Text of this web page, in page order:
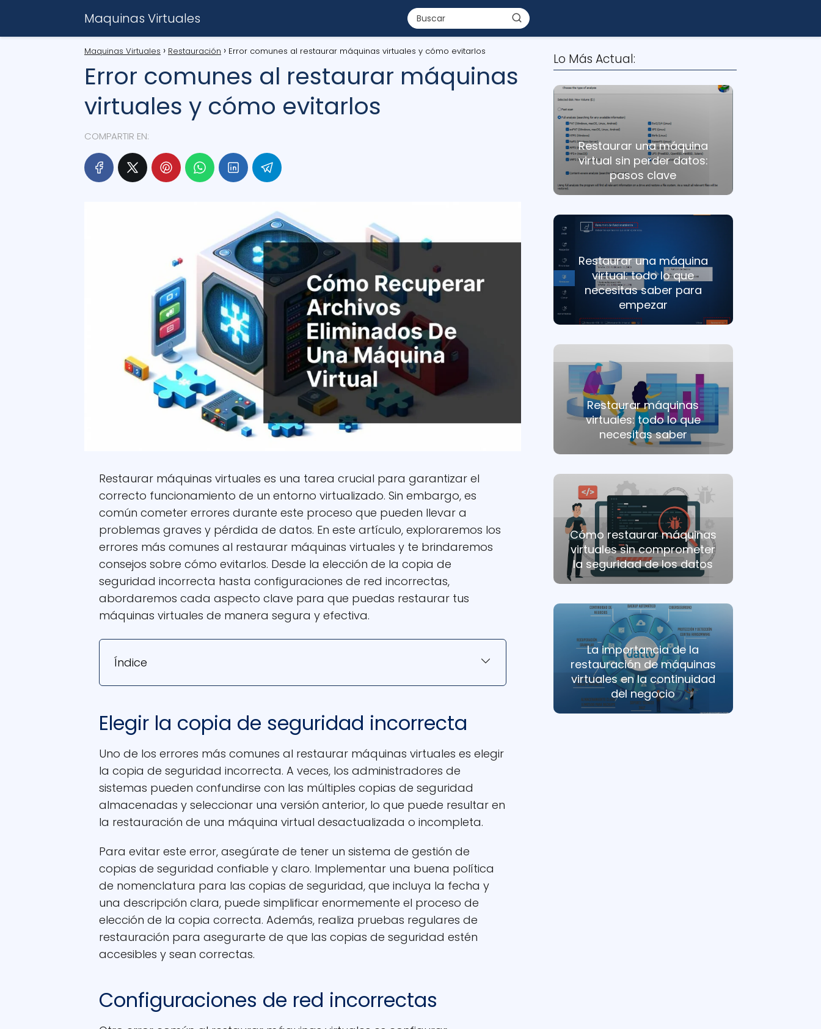
Maquinas Virtuales
Maquinas Virtuales Restauración Error comunes al restaurar máquinas virtuales y cómo evitarlos
Error comunes al restaurar máquinas
virtuales y cómo evitarlos
COMPARTIR EN:
Restaurar máquinas virtuales es una tarea crucial para garantizar el
correcto funcionamiento de un entorno virtualizado. Sin embargo, es
común cometer errores durante este proceso que pueden llevar a
problemas graves y pérdida de datos. En este artículo, exploraremos los
errores más comunes al restaurar máquinas virtuales y te brindaremos
consejos sobre cómo evitarlos. Desde la elección de la copia de
seguridad incorrecta hasta configuraciones de red incorrectas,
abordaremos cada aspecto clave para que puedas restaurar tus
máquinas virtuales de manera segura y efectiva.
Índice
Elegir la copia de seguridad incorrecta
Uno de los errores más comunes al restaurar máquinas virtuales es elegir
la copia de seguridad incorrecta. A veces, los administradores de
sistemas pueden confundirse con las múltiples copias de seguridad
almacenadas y seleccionar una versión anterior, lo que puede resultar en
la restauración de una máquina virtual desactualizada o incompleta.
Para evitar este error, asegúrate de tener un sistema de gestión de
copias de seguridad confiable y claro. Implementar una buena política
de nomenclatura para las copias de seguridad, que incluya la fecha y
una descripción clara, puede simplificar enormemente el proceso de
elección de la copia correcta. Además, realiza pruebas regulares de
restauración para asegurarte de que las copias de seguridad estén
accesibles y sean correctas.
Configuraciones de red incorrectas
Lo Más Actual:
Restaurar una máquina
virtual sin perder datos:
pasos clave
Restaurar una máquina
virtual: todo lo que
necesitas saber para
empezar
Restaurar máquinas
virtuales: todo lo que
necesitas saber
Cómo restaurar máquinas
virtuales sin comprometer
la seguridad de los datos
La importancia de la
restauración de máquinas
virtuales en la continuidad
del negocio